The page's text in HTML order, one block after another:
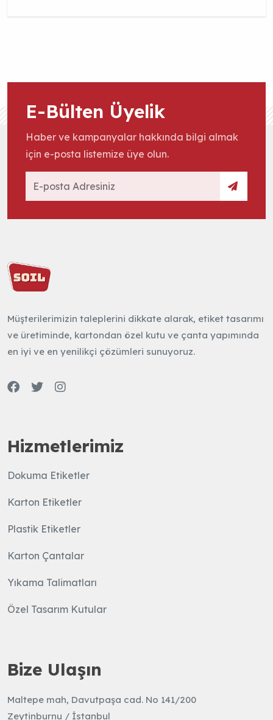
E-Bülten Üyelik
Haber ve kampanyalar hakkında bilgi almak
için e-posta listemize üye olun.
Müşterilerimizin taleplerini dikkate alarak, etiket tasarımı
ve üretiminde, kartondan özel kutu ve çanta yapımında
en iyi ve en yenilikçi çözümleri sunuyoruz.
Hizmetlerimiz
Dokuma Etiketler
Karton Etiketler
Plastik Etiketler
Karton Çantalar
Yıkama Talimatları
Özel Tasarım Kutular
Bize Ulaşın
Maltepe mah, Davutpaşa cad. No 141/200
Zeytinburnu / İstanbul